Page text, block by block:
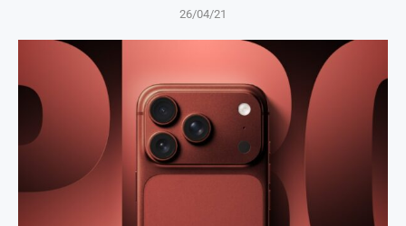
26/04/21